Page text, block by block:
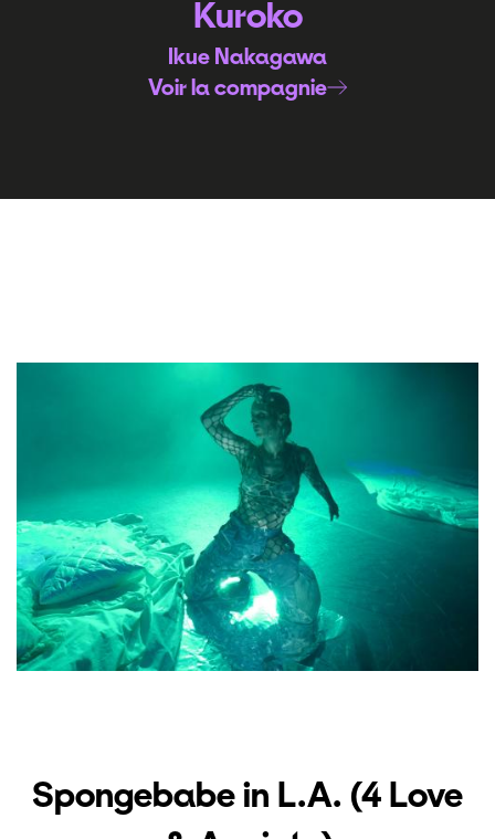
Kuroko
Ikue Nakagawa
Voir la compagnie
Spongebabe in L.A. (4 Love